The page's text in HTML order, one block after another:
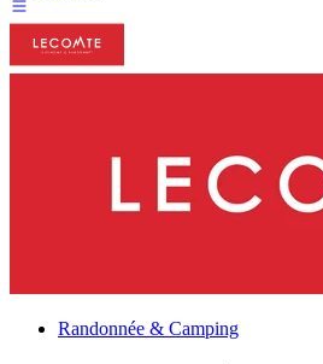
Randonnée & Camping